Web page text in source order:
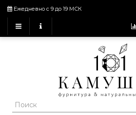
Ежедневно с 9 до 19 МСК